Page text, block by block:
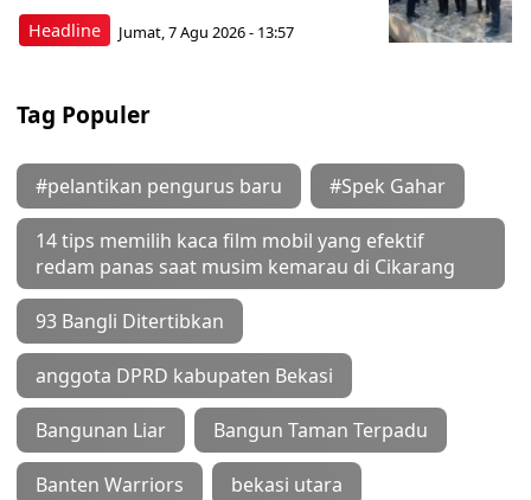
Headline Jumat, 7 Agu 2026 - 13:57
Tag Populer
#pelantikan pengurus baru #Spek Gahar
14 tips memilih kaca film mobil yang efektif
redam panas saat musim kemarau di Cikarang
93 Bangli Ditertibkan
anggota DPRD kabupaten Bekasi
Bangunan Liar Bangun Taman Terpadu
Banten Warriors bekasi utara